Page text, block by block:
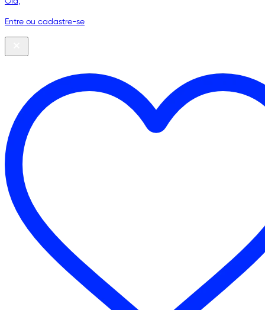
Entre ou cadastre-se